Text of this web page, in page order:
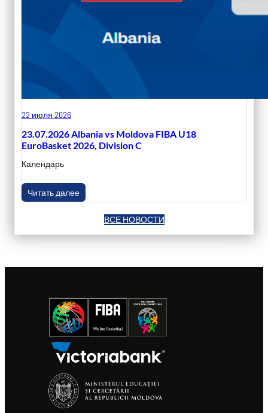
22 июля 2026
23.07.2026 Albania vs Moldova FIBA U18
EuroBasket 2026, Division C
Календарь
Читать далее
ВСЕ НОВОСТИ